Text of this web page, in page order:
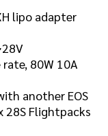
lipo adapter
rate, 80W 10A
another EOS
28S Flightpacks